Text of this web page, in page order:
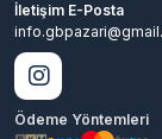
İletişim E-Posta
Ödeme Yöntemleri